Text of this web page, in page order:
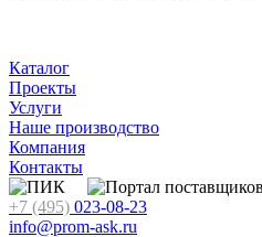
Каталог
Проекты
Услуги
Наше производство
Компания
Контакты
+7 (495) 023-08-23
info@prom-ask.ru